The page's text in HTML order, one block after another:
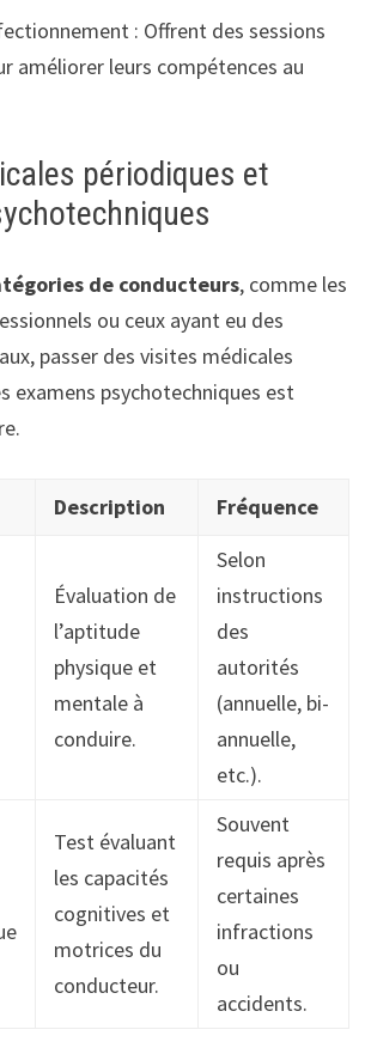
: Offrent des sessions
améliorer leurs compétences au
périodiques et
de conducteurs, comme les
ou ceux ayant eu des
passer des visites médicales
examens psychotechniques est
Description Fréquence
Évaluation de
l’aptitude
physique et
mentale à
conduire.
Selon
instructions
des
autorités
(annuelle, bi-
annuelle,
etc.).
Test évaluant
les capacités
cognitives et
motrices du
conducteur.
Souvent
requis après
certaines
infractions
ou
accidents.